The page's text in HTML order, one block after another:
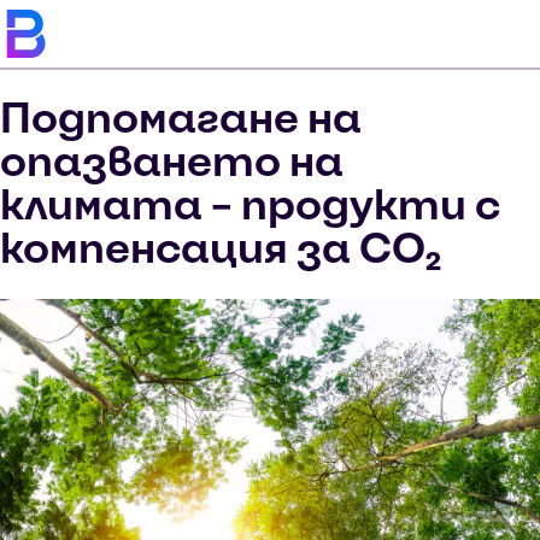
Подпомагане на
опазването на
климата – продукти с
компенсация за CO₂